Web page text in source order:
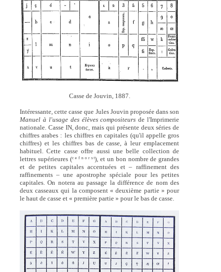
Casse de Jouvin, 1887.
Intéressante, cette casse que Jules Jouvin proposée dans son
Manuel à l'usage des élèves compositeurs de l'Imprimerie
nationale. Casse IN, donc, mais qui présente deux séries de
chiffres arabes : les chiffres en capitales (qu'il appelle gros
chiffres) et les chiffres bas de casse, à leur emplacement
habituel. Cette casse offre aussi une belle collection de
lettres supérieures (c e f n o r s t), et un bon nombre de grandes
et de petites capitales accentuées et – raffinement des
raffinements – une apostrophe spéciale pour les petites
capitales. On notera au passage la différence de nom des
deux casseaux qui la composent « deuxième partie » pour
le haut de casse et « première partie » pour le bas de casse.